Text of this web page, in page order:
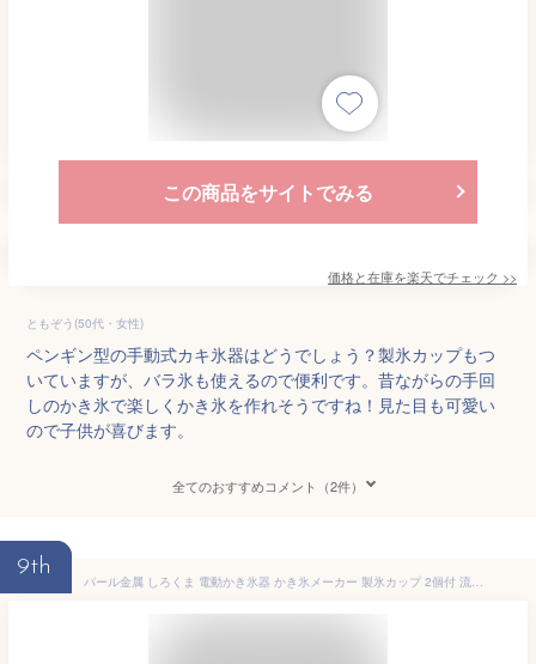
この商品をサイトでみる
価格と在庫を楽天でチェック >>
ともぞう(50代・女性)
ペンギン型の手動式カキ氷器はどうでしょう？製氷カップもつ
いていますが、バラ氷も使えるので便利です。昔ながらの手回
しのかき氷で楽しくかき氷を作れそうですね！見た目も可愛い
ので子供が喜びます。
全てのおすすめコメント（2件）
9th
パール金属 しろくま 電動かき氷器 かき氷メーカー 製氷カップ 2個付 流氷 DD-8024